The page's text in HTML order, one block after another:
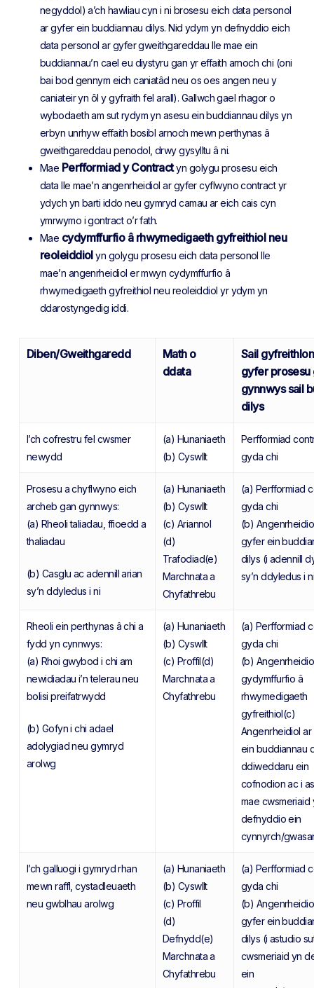
negyddol) a’ch hawliau cyn i ni brosesu eich data personol
ar gyfer ein buddiannau dilys. Nid ydym yn defnyddio eich
data personol ar gyfer gweithgareddau lle mae ein
buddiannau’n cael eu diystyru gan yr effaith arnoch chi (oni
bai bod gennym eich caniatâd neu os oes angen neu y
caniateir yn ôl y gyfraith fel arall). Gallwch gael rhagor o
wybodaeth am sut rydym yn asesu ein buddiannau dilys yn
erbyn unrhyw effaith bosibl arnoch mewn perthynas â
gweithgareddau penodol, drwy gysylltu â ni.
Mae Perfformiad y Contractyn golygu prosesu eich
data lle mae’n angenrheidiol ar gyfer cyflwyno contract yr
ydych yn barti iddo neu gymryd camau ar eich cais cyn
ymrwymo i gontract o’r fath.
Mae cydymffurfio â rhwymedigaeth gyfreithiol neu
reoleiddiolyn golygu prosesu eich data personol lle
mae’n angenrheidiol er mwyn cydymffurfio â
rhwymedigaeth gyfreithiol neu reoleiddiol yr ydym yn
ddarostyngedig iddi.
Diben/Gweithgaredd
Math o
ddata
Sail
gyfer prosesu
gynnwys sail
dilys
I’ch cofrestru fel cwsmer
newydd
(a) Hunaniaeth
(b) Cyswllt
Perfformiad
gyda chi
Prosesu a chyflwyno eich
archeb gan gynnwys:
(a) Rheoli taliadau, ffioedd a
thaliadau
(b) Casglu ac adennill arian
sy’n ddyledus i ni
(a) Hunaniaeth
(b) Cyswllt
(c) Ariannol
(d)
Trafodiad(e)
Marchnata a
Chyfathrebu
(a) Perfformiad
gyda chi
(b)
gyfer ein
dilys (i adennill
sy’n ddyledus i
Rheoli ein perthynas â chi a
fydd yn cynnwys:
(a) Rhoi gwybod i chi am
newidiadau i’n telerau neu
bolisi preifatrwydd
(b) Gofyn i chi adael
adolygiad neu gymryd
arolwg
(a) Hunaniaeth
(b) Cyswllt
(c) Proffil(d)
Marchnata a
Chyfathrebu
(a) Perfformiad
gyda chi
(b)
gydymffurfio â
rhwymedigaeth
gyfreithiol(c)
Angenrheidiol
ein buddiannau
ddiweddaru ein
cofnodion ac i
mae cwsmeriaid
defnyddio ein
cynnyrch/
I’ch galluogi i gymryd rhan
mewn raffl, cystadleuaeth
neu gwblhau arolwg
(a) Hunaniaeth
(b) Cyswllt
(c) Proffil
(d)
Defnydd(e)
Marchnata a
Chyfathrebu
(a) Perfformiad
gyda chi
(b)
gyfer ein
dilys (i astudio
cwsmeriaid yn
ein